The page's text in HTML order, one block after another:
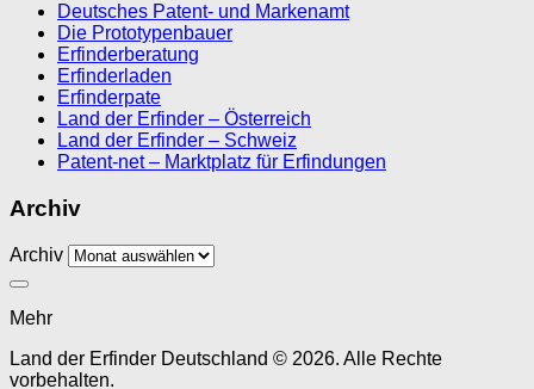
Deutsches Patent- und Markenamt
Die Prototypenbauer
Erfinderberatung
Erfinderladen
Erfinderpate
Land der Erfinder – Österreich
Land der Erfinder – Schweiz
Patent-net – Marktplatz für Erfindungen
Archiv
Archiv
Mehr
Land der Erfinder Deutschland © 2026. Alle Rechte
vorbehalten.